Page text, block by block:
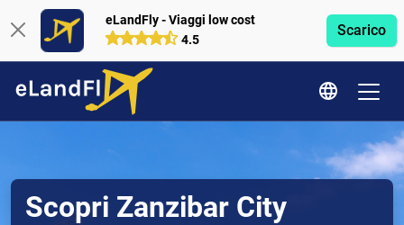
eLandFly - Viaggi low cost
4.5
Scarico
Scopri Zanzibar City